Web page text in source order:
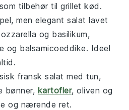
tilbehør tilgrillet kød .
men elegantsalat lavet
og basilikum,
og balsamicoeddike. Ideel
fransksalat medtun,
bønner, kartofler,oliven og
og nærende ret.